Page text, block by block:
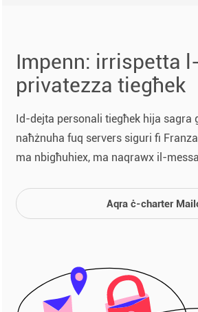
Impenn: irrispetta l-
privatezza tiegħek
Id-dejta personali tiegħek hija sagra
naħżnuha fuq servers siguri fi
ma nbigħuhiex, ma naqrawx il-
Aqra ċ-charter